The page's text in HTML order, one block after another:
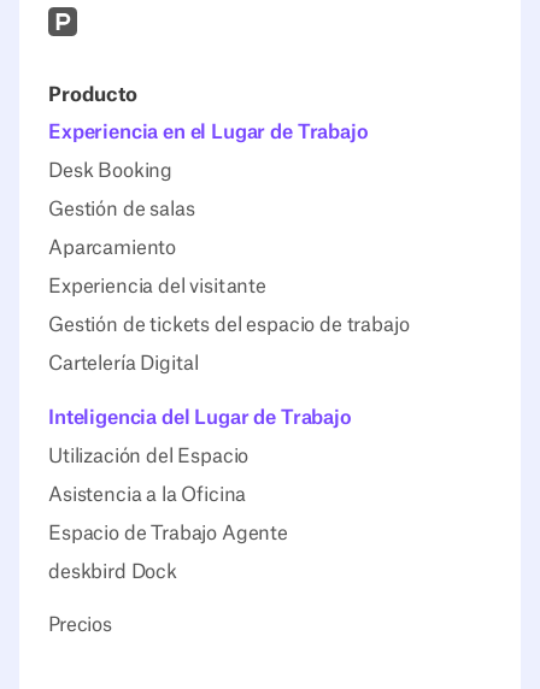
Prodcut Hunt
Producto
Experiencia en el Lugar de Trabajo
Desk Booking
Gestión de salas
Aparcamiento
Experiencia del visitante
Gestión de tickets del espacio de trabajo
Cartelería Digital
Inteligencia del Lugar de Trabajo
Utilización del Espacio
Asistencia a la Oficina
Espacio de Trabajo Agente
deskbird Dock
Precios